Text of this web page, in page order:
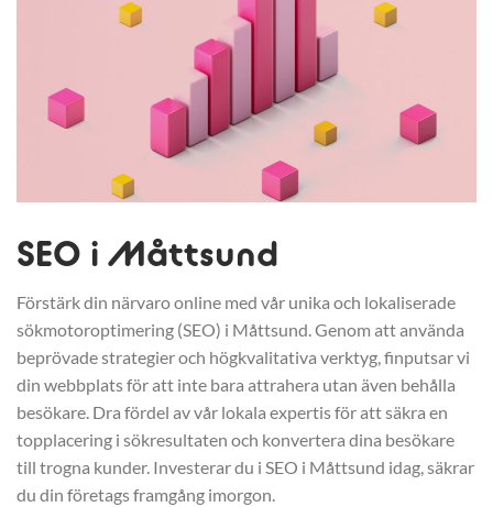
SEO i Måttsund
Förstärk din närvaro online med vår unika och lokaliserade
sökmotoroptimering (SEO) i Måttsund. Genom att använda
beprövade strategier och högkvalitativa verktyg, finputsar vi
din webbplats för att inte bara attrahera utan även behålla
besökare. Dra fördel av vår lokala expertis för att säkra en
topplacering i sökresultaten och konvertera dina besökare
till trogna kunder. Investerar du i SEO i Måttsund idag, säkrar
du din företags framgång imorgon.